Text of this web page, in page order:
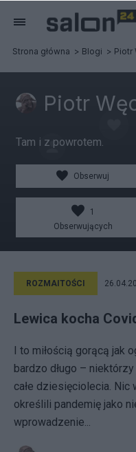
Strona główna Blogi Piotr
Piotr
Tam i z powrotem.
Obserwuj
1
Obserwujących
ROZMAITOŚCI
Lewica kocha
I to miłością gorącą jak
bardzo długo –
całe dziesięciolecia.
określili pandemię jako
wprowadzenie...